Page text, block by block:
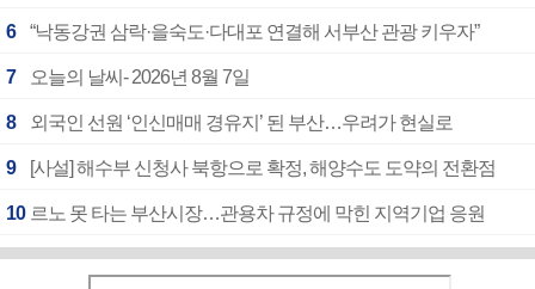
6 “낙동강권 삼락·을숙도·다대포 연결해 서부산 관광 키우자”
7 오늘의 날씨- 2026년 8월 7일
8 외국인 선원 ‘인신매매 경유지’ 된 부산…우려가 현실로
9 [사설] 해수부 신청사 북항으로 확정, 해양수도 도약의 전환점
10 르노 못 타는 부산시장…관용차 규정에 막힌 지역기업 응원